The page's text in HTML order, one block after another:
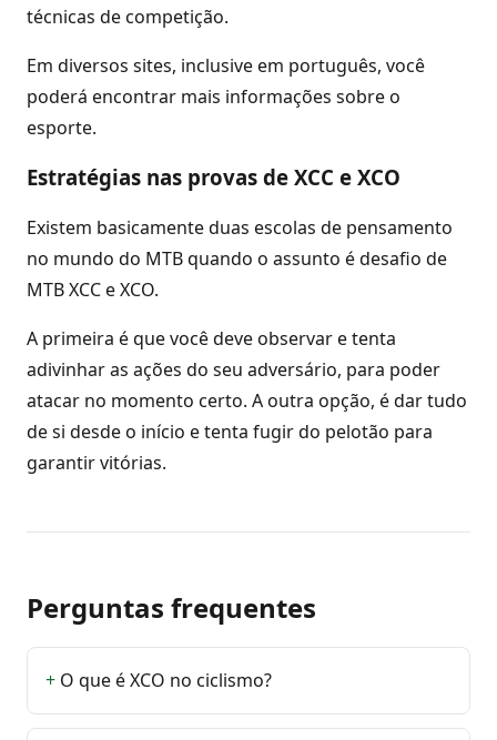
técnicas de competição.
Em diversos sites, inclusive em português, você
poderá encontrar mais informações sobre o
esporte.
Estratégias nas provas de XCC e XCO
Existem basicamente duas escolas de pensamento
no mundo do MTB quando o assunto é desafio de
MTB XCC e XCO.
A primeira é que você deve observar e tenta
adivinhar as ações do seu adversário, para poder
atacar no momento certo. A outra opção, é dar tudo
de si desde o início e tenta fugir do pelotão para
garantir vitórias.
Perguntas frequentes
O que é XCO no ciclismo?